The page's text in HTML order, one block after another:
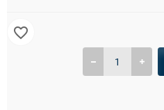
favorite_border